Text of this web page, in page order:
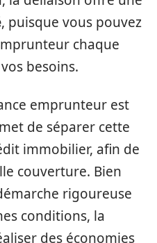
, puisque vous pouvez
chaque
besoins.
emprunteur est
de séparer cette
immobilier, afin de
couverture. Bien
rigoureuse
conditions, la
des économies